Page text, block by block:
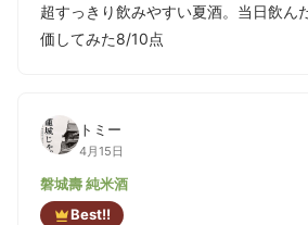
超すっきり飲みやすい夏酒。当日飲ん
価してみた8/10点
トミー
4月15日
磐城壽 純米酒
Best!!